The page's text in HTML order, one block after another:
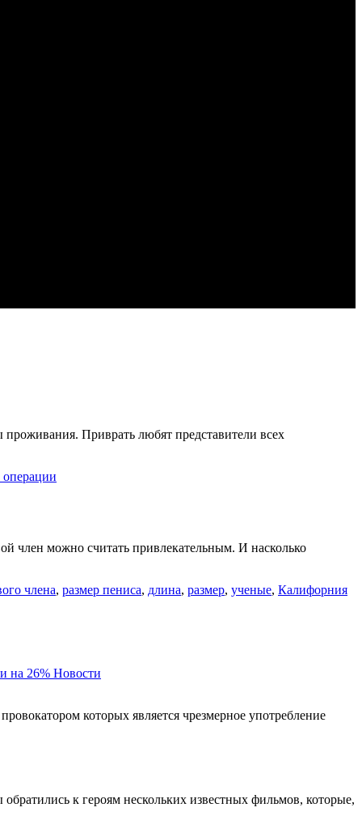
Приврать любят представители всех
операции
член можно считать привлекательным. И насколько
члена, размер пениса, длина, размер, ученые, Калифорния
на 26% Новости
которых является чрезмерное употребление
к героям нескольких известных фильмов, которые,